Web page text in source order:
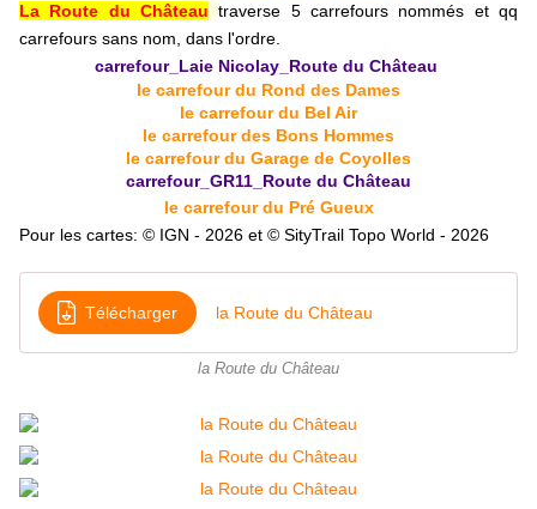
La Route du Château traverse 5 carrefours nommés et qq
carrefours sans nom, dans l'ordre.
carrefour_Laie Nicolay_Route du Château
le carrefour du Rond des Dames
le carrefour du Bel Air
le carrefour des Bons Hommes
le carrefour du Garage de Coyolles
carrefour_GR11_Route du Château
le carrefour du Pré Gueux
Pour les cartes: © IGN - 2026 et © SityTrail Topo World - 2026
Télécharger la Route du Château
la Route du Château